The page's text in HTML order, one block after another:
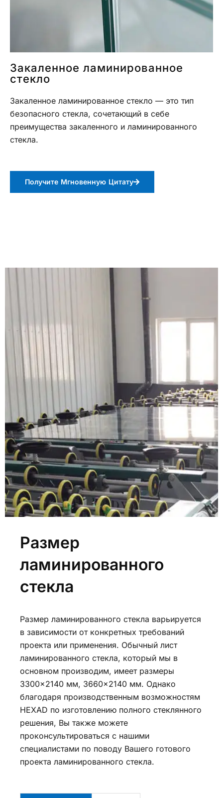
Закаленное ламинированное
стекло
Закаленное ламинированное стекло — это тип
безопасного стекла, сочетающий в себе
преимущества закаленного и ламинированного
стекла.
Получите Мгновенную Цитату
Размер
ламинированного
стекла
Размер ламинированного стекла варьируется
в зависимости от конкретных требований
проекта или применения. Обычный лист
ламинированного стекла, который мы в
основном производим, имеет размеры
3300×2140 мм, 3660×2140 мм. Однако
благодаря производственным возможностям
HEXAD по изготовлению полного стеклянного
решения, Вы также можете
проконсультироваться с нашими
специалистами по поводу Вашего готового
проекта ламинированного стекла.